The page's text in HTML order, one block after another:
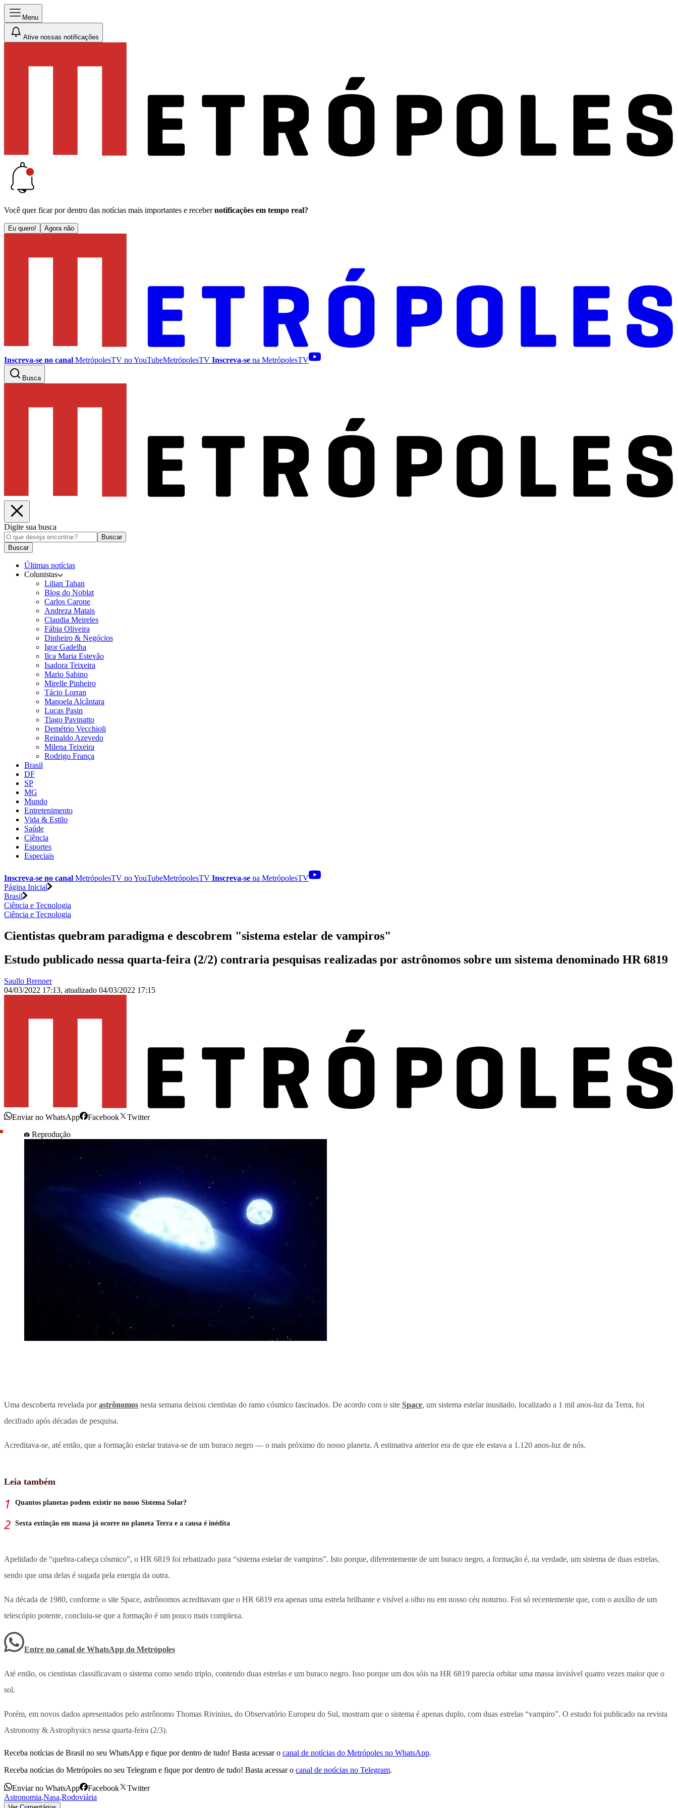
Menu
Ative nossas notificações
Você quer ficar por dentro das notícias mais importantes e receber notificações em tempo real?
Eu quero! Agora não
Inscreva-se no canal MetrópolesTV noYouTubeMetrópolesTV Inscreva-se na MetrópolesTV
Busca
Digite sua busca
Buscar
Buscar
Últimas notícias
Colunistas
Lilian Tahan
Blog do Noblat
Carlos Carone
Andreza Matais
Claudia Meireles
Fábia Oliveira
Dinheiro & Negócios
Igor Gadelha
Ilca Maria Estevão
Isadora Teixeira
Mario Sabino
Mirelle Pinheiro
Tácio Lorran
Manoela Alcântara
Lucas Pasin
Tiago Pavinatto
Demétrio Vecchioli
Reinaldo Azevedo
Milena Teixeira
Rodrigo França
Brasil
DF
SP
MG
Mundo
Entretenimento
Vida & Estilo
Saúde
Ciência
Esportes
Especiais
Inscreva-se no canal MetrópolesTV noYouTubeMetrópolesTV Inscreva-se na MetrópolesTV
Página Inicial
Brasil
Ciência e Tecnologia
Ciência e Tecnologia
Cientistas quebram paradigma e descobrem "sistema estelar de vampiros"
Estudo publicado nessa quarta-feira (2/2) contraria pesquisas realizadas por astrônomos sobre um sistema denominado HR 6819
Saullo Brenner
04/03/2022 17:13, atualizado 04/03/2022 17:15
Enviar no WhatsApp Facebook
Twitter
Reprodução
Uma descoberta revelada porastrônomos nesta semana deixou cientistas do ramo cósmico fascinados. De acordo com o site Space, um sistema estelar inusitado, localizado a 1 mil anos-luz da Terra, foi
decifrado após décadas de pesquisa.
Acreditava-se, até então, que a formação estelar tratava-se de um buraco negro — o mais próximo do nosso planeta. A estimativa anterior era de que ele estava a 1.120 anos-luz de nós.
Leia também
Quantos planetas podem existir no nosso Sistema Solar?
Sexta extinção em massa já ocorre no planeta Terra e a causa é inédita
Apelidado de “quebra-cabeça cósmico”, o HR 6819 foi rebatizado para “sistema estelar de vampiros”. Isto porque, diferentemente de um buraco negro, a formação é, na verdade, um sistema de duas estrelas,
sendo que uma delas é sugada pela energia da outra.
Na década de 1980, conforme o site Space, astrônomos acreditavam que o HR 6819 era apenas uma estrela brilhante e visível a olho nu em nosso céu noturno. Foi só recentemente que, com o auxílio de um
telescópio potente, concluiu-se que a formação é um pouco mais complexa.
Entre no canal de WhatsApp do Metrópoles
Até então, os cientistas classificavam o sistema como sendo triplo, contendo duas estrelas e um buraco negro. Isso porque um dos sóis na HR 6819 parecia orbitar uma massa invisível quatro vezes maior que o
sol.
Porém, em novos dados apresentados pelo astrônomo Thomas Rivinius, do Observatório Europeu do Sul, mostram que o sistema é apenas duplo, com duas estrelas “vampiro”. O estudo foi publicado na revista
Astronomy & Astrophysics nessa quarta-feira (2/3).
Receba notícias de Brasil no seu WhatsApp e fique por dentro de tudo! Basta acessar o canal de notícias do Metrópoles no WhatsApp.
Receba notícias do Metrópoles no seu Telegram e fique por dentro de tudo! Basta acessar o canal de notícias no Telegram.
Enviar no WhatsApp Facebook
Twitter
Astronomia,Nasa,Rodoviária